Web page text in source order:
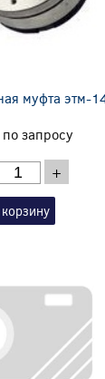
муфта этм-
запросу
+